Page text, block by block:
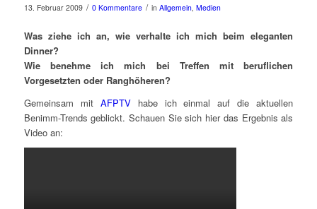
13. Februar 2009 / 0 Kommentare / in Allgemein, Medien
Was ziehe ich an, wie verhalte ich mich beim eleganten
Dinner?
Wie benehme ich mich bei Treffen mit beruflichen
Vorgesetzten oder Ranghöheren?
Gemeinsam mit AFPTV habe ich einmal auf die aktuellen
Benimm-Trends geblickt. Schauen Sie sich hier das Ergebnis als
Video an: